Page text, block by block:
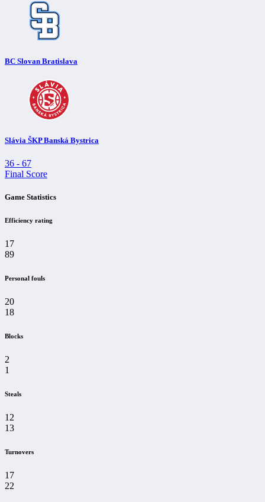
BC Slovan Bratislava
Slávia ŠKP Banská Bystrica
36 - 67
Final Score
Game Statistics
Efficiency rating
17
89
Personal fouls
20
18
Blocks
2
1
Steals
12
13
Turnovers
17
22